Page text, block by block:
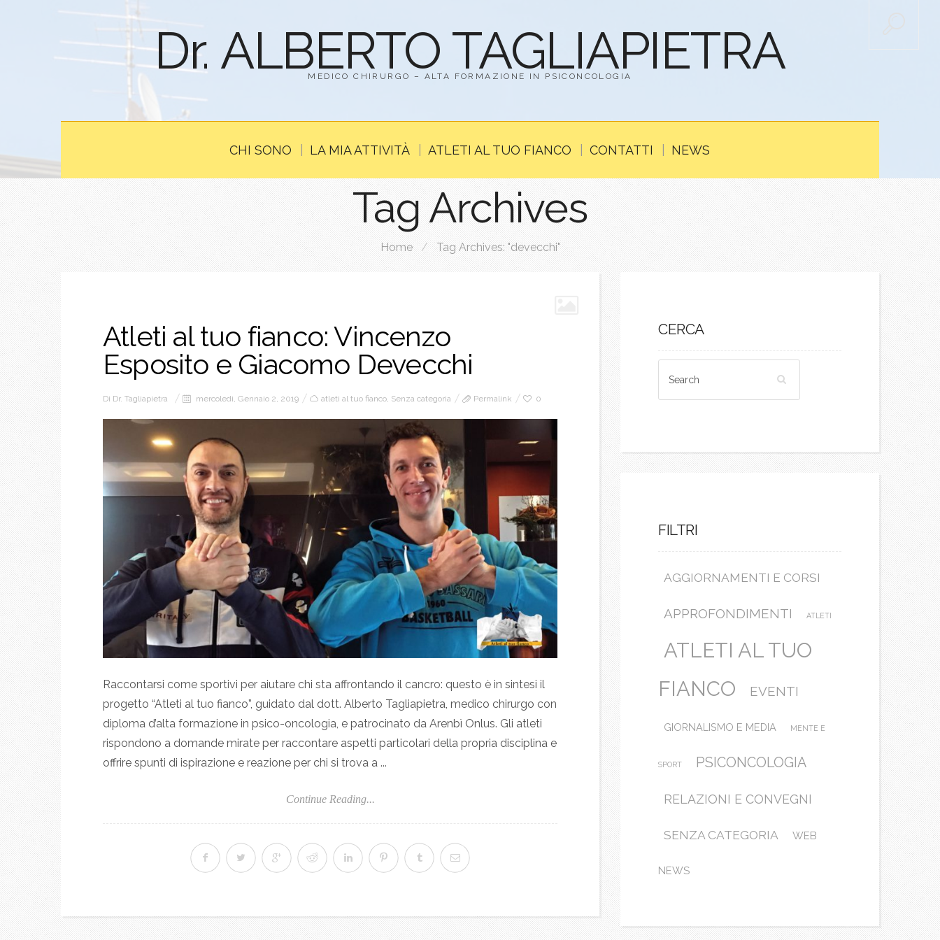
Dr. ALBERTO TAGLIAPIETRA
MEDICO CHIRURGO – ALTA FORMAZIONE IN PSICONCOLOGIA
CHI SONO LA MIA ATTIVITÀ ATLETI AL TUO FIANCO CONTATTI NEWS
Tag Archives
Home / Tag Archives: "devecchi"
Atleti al tuo fianco: Vincenzo
Esposito e Giacomo Devecchi
Di Dr. Tagliapietra mercoledì, Gennaio 2, 2019 atleti al tuo fianco, Senza categoria Permalink 0
Raccontarsi come sportivi per aiutare chi sta affrontando il cancro: questo è in sintesi il
progetto “Atleti al tuo fianco”, guidato dal dott. Alberto Tagliapietra, medico chirurgo con
diploma d’alta formazione in psico-oncologia, e patrocinato da Arenbì Onlus. Gli atleti
rispondono a domande mirate per raccontare aspetti particolari della propria disciplina e
offrire spunti di ispirazione e reazione per chi si trova a ...
Continue Reading...
CERCA
FILTRI
AGGIORNAMENTI E CORSI
APPROFONDIMENTI ATLETI
ATLETI AL TUO
FIANCO
EVENTI
GIORNALISMO E MEDIA MENTE E
SPORT PSICONCOLOGIA
RELAZIONI E CONVEGNI
SENZA CATEGORIA WEB
NEWS